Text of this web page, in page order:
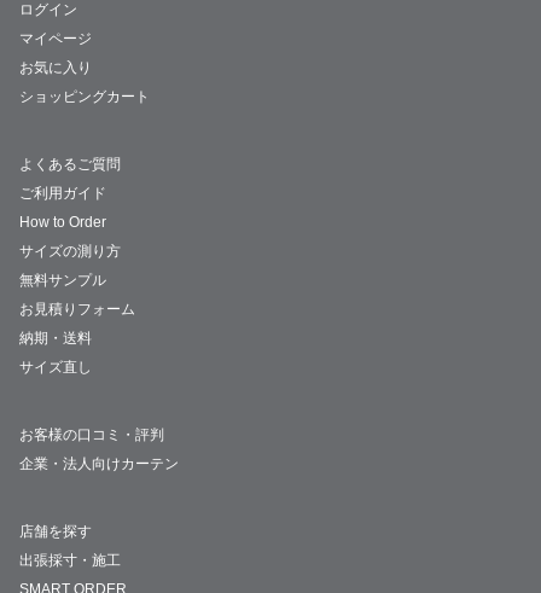
ログイン
マイページ
お気に入り
ショッピングカート
よくあるご質問
ご利用ガイド
How to Order
サイズの測り方
無料サンプル
お見積りフォーム
納期・送料
サイズ直し
お客様の口コミ・評判
企業・法人向けカーテン
店舗を探す
出張採寸・施工
SMART ORDER